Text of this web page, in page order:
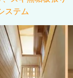
ステム